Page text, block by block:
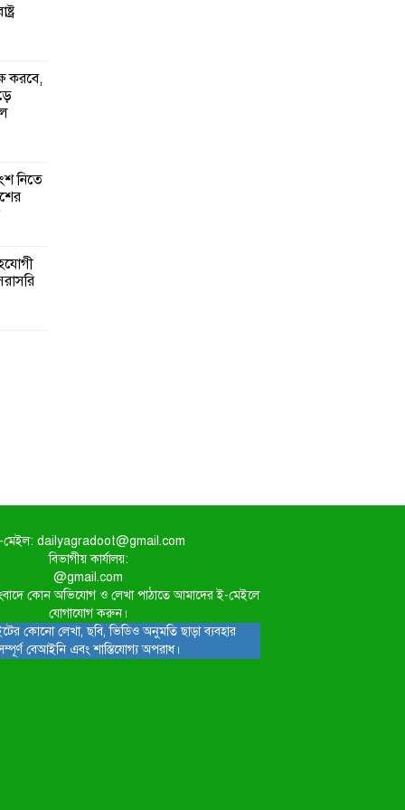
করবে,
নিতে
মেইল: dailyagradoot@gmail.com
বিভাগীয় কার্যালয়:
@gmail.com
কোন অভিযোগ ও লেখা পাঠাতে আমাদের ই-মেইলে
যোগাযোগ করুন।
কোনো লেখা, ছবি, ভিডিও অনুমতি ছাড়া ব্যবহার
বেআইনি এবং শাস্তিযোগ্য অপরাধ।